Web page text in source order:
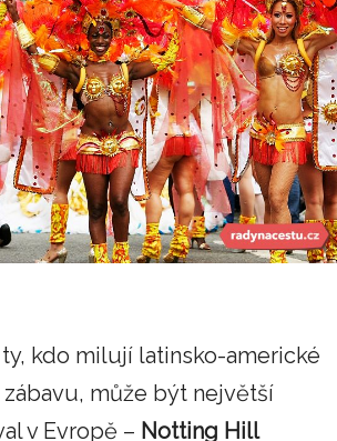
kdo milují latinsko-americké
zábavu, může být největší
v Evropě – Notting Hill